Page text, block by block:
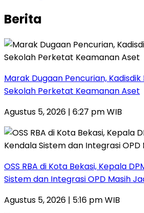
Berita
‎Marak Dugaan Pencurian,
Sekolah Perketat Keamanan Aset
Agustus 5, 2026 | 6:27 pm WIB
‎OSS RBA di Kota Bekasi, Kepala
Sistem dan Integrasi OPD Masih
Agustus 5, 2026 | 5:16 pm WIB